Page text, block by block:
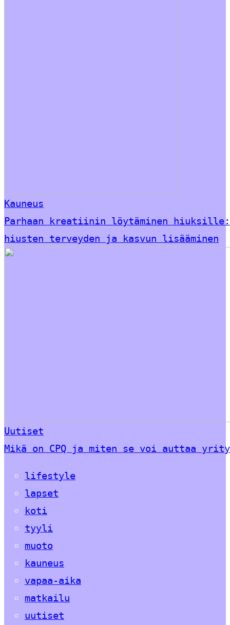
Kauneus
Parhaan kreatiinin löytäminen hiuksille:
hiusten terveyden ja kasvun lisääminen
Uutiset
Mikä on CPQ ja miten se voi auttaa
lifestyle
lapset
koti
tyyli
muoto
kauneus
vapaa-aika
matkailu
uutiset